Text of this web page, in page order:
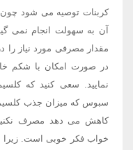
کربنات توصیه می شود
آن به سهولت انجام نمی
مقدار مصرفی مورد نیاز را
در صورت امکان با شکم
نمایید. سعی کنید که
سبوس که میزان جذب کلسیم
کاهش می دهد مصرف
خواب فکر خوبی است. زیرا